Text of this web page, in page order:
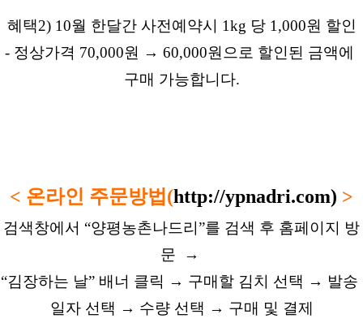
혜택2) 10월 한달간 사전예약시 1kg 당 1,000원 할인
- 정상가격 70,000원 → 60,000원으로 할인된 금액에
구매 가능합니다.
< 온라인 주문방법(http://ypnadri.com) >
검색창에서 “양평농촌나드리”를 검색 후 홈페이지 방
문  →
“김장하는 날” 배너 클릭 → 구매할 김치 선택 → 발송
일자 선택 → 수량 선택 → 구매 및 결제